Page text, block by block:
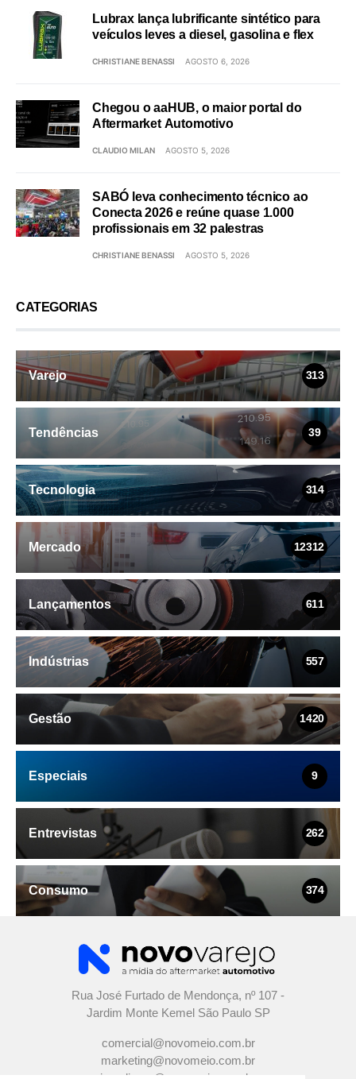
Lubrax lança lubrificante sintético para
veículos leves a diesel, gasolina e flex
CHRISTIANE BENASSI AGOSTO 6, 2026
Chegou o aaHUB, o maior portal do
Aftermarket Automotivo
CLAUDIO MILAN AGOSTO 5, 2026
SABÓ leva conhecimento técnico ao
Conecta 2026 e reúne quase 1.000
profissionais em 32 palestras
CHRISTIANE BENASSI AGOSTO 5, 2026
CATEGORIAS
Varejo 313
Tendências 39
Tecnologia 314
Mercado 12312
Lançamentos 611
Indústrias 557
Gestão 1420
Especiais 9
Entrevistas 262
Consumo 374
Rua José Furtado de Mendonça, nº 107 -
Jardim Monte Kemel São Paulo SP
comercial@novomeio.com.br
marketing@novomeio.com.br